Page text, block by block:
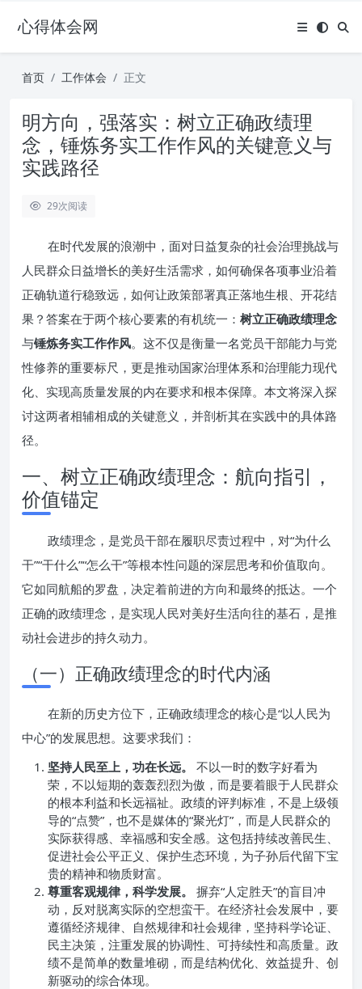
心得体会网
首页 工作体会 正文
明方向，强落实：树立正确政绩理
念，锤炼务实工作作风的关键意义与
实践路径
29次阅读
在时代发展的浪潮中，面对日益复杂的社会治理挑战与
人民群众日益增长的美好生活需求，如何确保各项事业沿着
正确轨道行稳致远，如何让政策部署真正落地生根、开花结
果？答案在于两个核心要素的有机统一： 树立正确政绩理念
与锤炼务实工作作风。这不仅是衡量一名党员干部能力与党
性修养的重要标尺，更是推动国家治理体系和治理能力现代
化、实现高质量发展的内在要求和根本保障。本文将深入探
讨这两者相辅相成的关键意义，并剖析其在实践中的具体路
径。
一、树立正确政绩理念：航向指引，
价值锚定
政绩理念，是党员干部在履职尽责过程中，对“为什么
干”“干什么”“怎么干”等根本性问题的深层思考和价值取向。
它如同航船的罗盘，决定着前进的方向和最终的抵达。一个
正确的政绩理念，是实现人民对美好生活向往的基石，是推
动社会进步的持久动力。
（一）正确政绩理念的时代内涵
在新的历史方位下，正确政绩理念的核心是“以人民为
中心”的发展思想。这要求我们：
坚持人民至上，功在长远。
不以一时的数字好看为
荣，不以短期的轰轰烈烈为傲，而是要着眼于人民群众
的根本利益和长远福祉。政绩的评判标准，不是上级领
导的“点赞”，也不是媒体的“聚光灯”，而是人民群众的
实际获得感、幸福感和安全感。这包括持续改善民生、
促进社会公平正义、保护生态环境，为子孙后代留下宝
贵的精神和物质财富。
尊重客观规律，科学发展。
摒弃“人定胜天”的盲目冲
动，反对脱离实际的空想蛮干。在经济社会发展中，要
遵循经济规律、自然规律和社会规律，坚持科学论证、
民主决策，注重发展的协调性、可持续性和高质量。政
绩不是简单的数量堆砌，而是结构优化、效益提升、创
新驱动的综合体现。